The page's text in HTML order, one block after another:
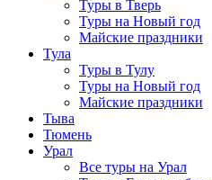
Туры в Тверь
Туры на Новый год
Майские праздники
Тула
Туры в Тулу
Туры на Новый год
Майские праздники
Тыва
Тюмень
Урал
Все туры на Урал